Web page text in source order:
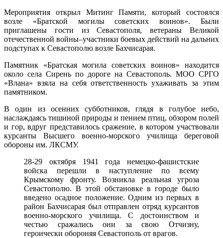
Мероприятия открыл Митинг Памяти, который состоялся
возле «Братской могилы советских воинов». Были
приглашены гости из Севастополя, ветераны Великой
отечественной войны–участники боевых действий на дальних
подступах к Севастополю возле Бахчисарая.
Памятник «Братская могила советских воинов» находится
около села Сирень по дороге на Севастополь. МОО СРГО
«Влана» взяла на себя ответственность ухаживать за этим
памятником.
В один из осенних субботников, глядя в голубое небо,
наслаждаясь тишиной природы и пением птиц, обзором полей
и гор, вдруг представилось сражение, в котором участвовали
курсанты Высшего военно-морского училища береговой
обороны им. ЛКСМУ.
28-29 октября 1941 года немецко-фашистские
войска перешли в наступление по всему
Крымскому фронту. Возникла реальная угроза
Севастополю. В этой обстановке в городе было
введено осадное положение. Одним из первых в
район Бахчисарая был отправлен отряд курсантов
военно-морского училища. С достоинством и
честью сражались они за свою Отчизну,
героически обороняя Севастополь от врагов.